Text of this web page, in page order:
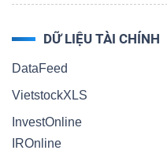
DỮ LIỆU TÀI CHÍNH
DataFeed
VietstockXLS
InvestOnline
IROnline